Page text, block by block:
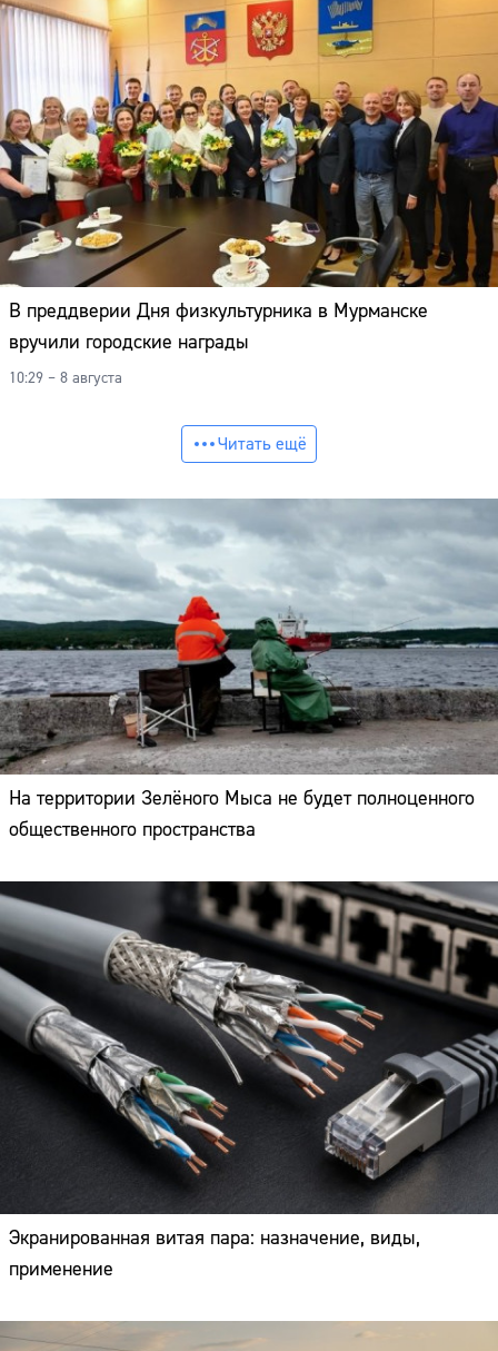
В преддверии Дня физкультурника в Мурманске
вручили городские награды
10:29 – 8 августа
Читать ещё
На территории Зелёного Мыса не будет полноценного
общественного пространства
Экранированная витая пара: назначение, виды,
применение